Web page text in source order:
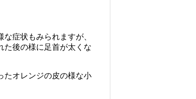
症状もみられますが、
た後の様に足首が太くな
たオレンジの皮の様な小